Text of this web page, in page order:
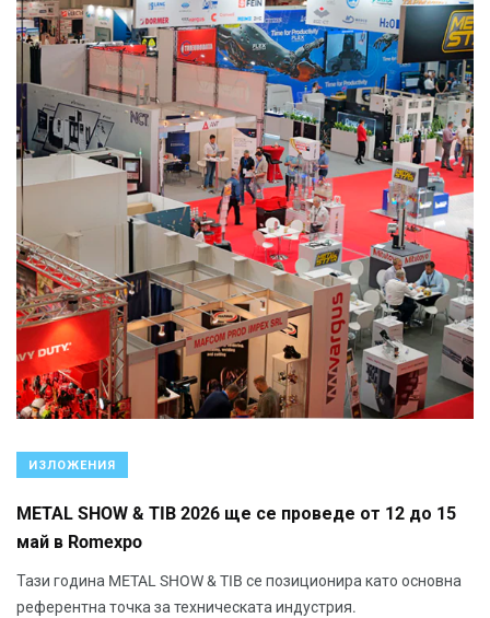
ИЗЛОЖЕНИЯ
METAL SHOW & TIB 2026 ще се проведе от 12 до 15
май в Romexpo
Тази година METAL SHOW & TIB се позиционира като основна
референтна точка за техническата индустрия.